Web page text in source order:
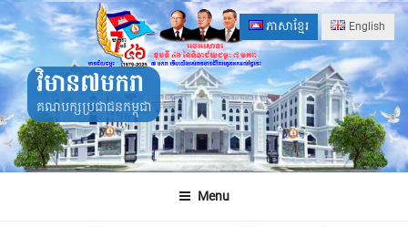
Skip
to
content
ភាសាខ្មែរ English
វិមាន៧មករា
គណបក្សប្រជាជនកម្ពុជា
Menu